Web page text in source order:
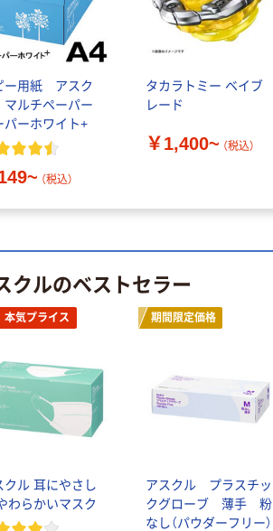
ー用紙 アスク
ルチペーパー
パーホワイト+
（税込）
タカラトミー ベイブ
レード
￥1,400~ （税込）
イドへ
クルのベストセラー
本気プライス
クル 耳にやさし
わらかいマスク
期間限定価格
アスクル プラスチッ
クグローブ 薄手 粉
なし（パウダーフリー）